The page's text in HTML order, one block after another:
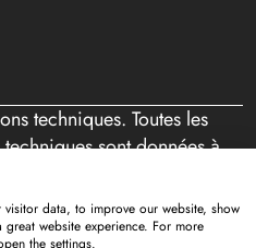
techniques. Toutes les
sont données à
et de fautes de
exclusivement aux
14 BGB. Aucune vente
data, to improve our website, show
website experience. For more
the settings.